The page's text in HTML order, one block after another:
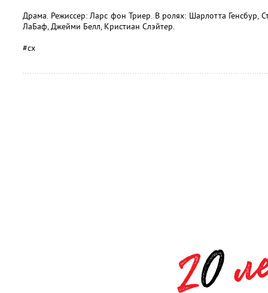
Драма. Режиссер: Ларс фон Триер. В ролях: Шарлотта Генсбур,
ЛаБаф, Джейми Белл, Кристиан Слэйтер.
#сх